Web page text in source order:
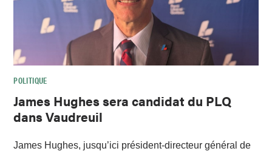
POLITIQUE
James Hughes sera candidat du PLQ
dans Vaudreuil
James Hughes, jusqu’ici président-directeur général de